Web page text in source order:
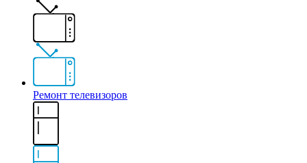
Ремонт телевизоров